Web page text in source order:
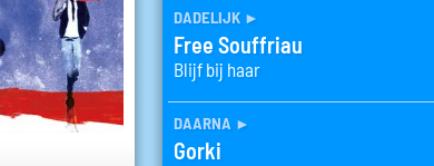
dadelijk ►
Free Souffriau
Blijf bij haar
daarna ►
Gorki